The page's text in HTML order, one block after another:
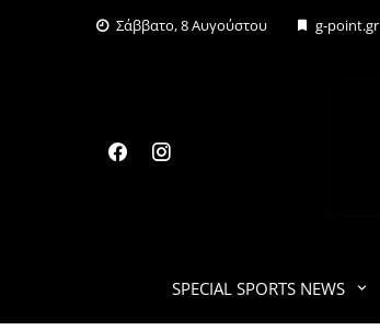
Σάββατο, 8 Αυγούστου g-point.gr
SPECIAL SPORTS NEWS